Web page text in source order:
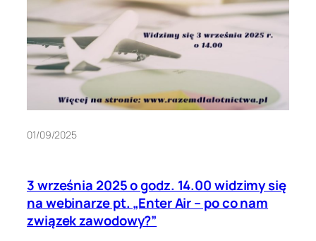
01/09/2025
3 września 2025 o godz. 14.00 widzimy się
na webinarze pt. „Enter Air – po co nam
związek zawodowy?”